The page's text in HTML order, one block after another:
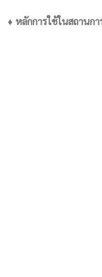
♦ หลักการใช้ในสถานก